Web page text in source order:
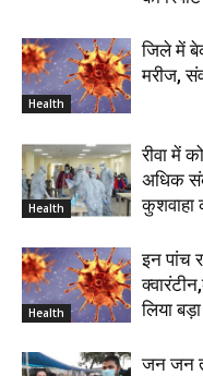
Health
जिले में
मरीज,
Health
रीवा में
अधिक
कुशवाहा
Health
इन पांच
लिया
जन जन